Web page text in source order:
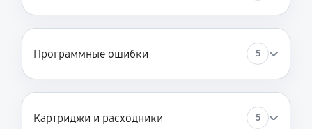
Программные ошибки 5
Картриджи и расходники 5